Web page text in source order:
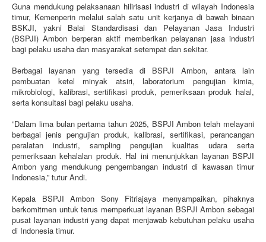
Guna mendukung pelaksanaan hilirisasi industri di wilayah Indonesia
timur, Kemenperin melalui salah satu unit kerjanya di bawah binaan
BSKJI, yakni Balai Standardisasi dan Pelayanan Jasa Industri
(BSPJI) Ambon berperan aktif memberikan pelayanan jasa industri
bagi pelaku usaha dan masyarakat setempat dan sekitar.
Berbagai layanan yang tersedia di BSPJI Ambon, antara lain
pembuatan ketel minyak atsiri, laboratorium pengujian kimia,
mikrobiologi, kalibrasi, sertifikasi produk, pemeriksaan produk halal,
serta konsultasi bagi pelaku usaha.
”Dalam lima bulan pertama tahun 2025, BSPJI Ambon telah melayani
berbagai jenis pengujian produk, kalibrasi, sertifikasi, perancangan
peralatan industri, sampling pengujian kualitas udara serta
pemeriksaan kehalalan produk. Hal ini menunjukkan layanan BSPJI
Ambon yang mendukung pengembangan industri di kawasan timur
Indonesia,” tutur Andi.
Kepala BSPJI Ambon Sony Fitriajaya menyampaikan, pihaknya
berkomitmen untuk terus memperkuat layanan BSPJI Ambon sebagai
pusat layanan industri yang dapat menjawab kebutuhan pelaku usaha
di Indonesia timur.